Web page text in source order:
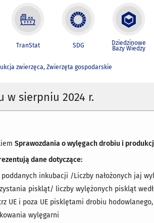
TranStat SDG Dziedzinowe
Bazy Wiedzy
zwierzęca, Zwierzęta gospodarskie
w sierpniu 2024 r.
Sprawozdania o wylęgach drobiu i
dane dotyczące:
poddanych inkubacji /Liczby nałożonych jaj
piskląt/ liczby wylężonych piskląt
UE i poza UE pisklętami drobiu hodowlanego,
wylęgarni